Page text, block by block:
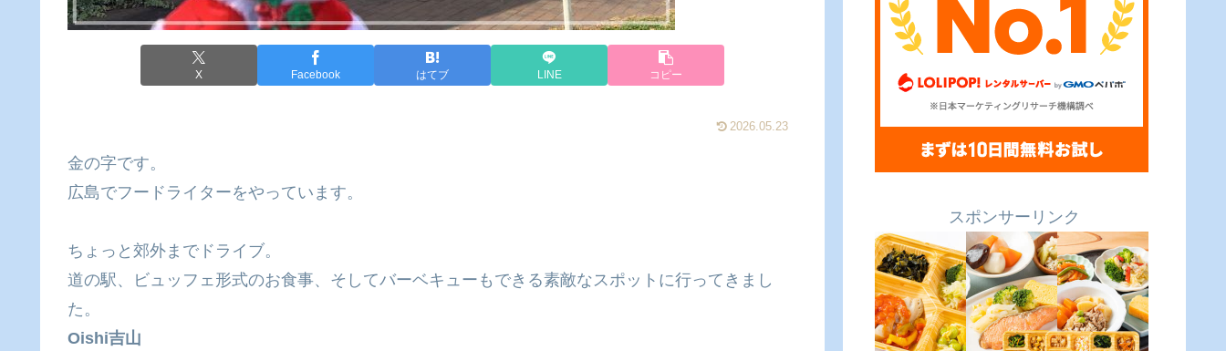
X Facebook はてブ LINE コピー
2026.05.23
金の字です。
広島でフードライターをやっています。
ちょっと郊外までドライブ。
道の駅、ビュッフェ形式のお食事、そしてバーベキューもできる素敵なスポットに行ってきまし
た。
Oishi吉山
スポンサーリンク